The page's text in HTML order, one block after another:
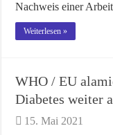
Nachweis einer
Weiterlesen »
WHO / EU
Diabetes weiter
15. Mai 2021